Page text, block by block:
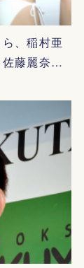
、稲村亜
佐藤麗奈…